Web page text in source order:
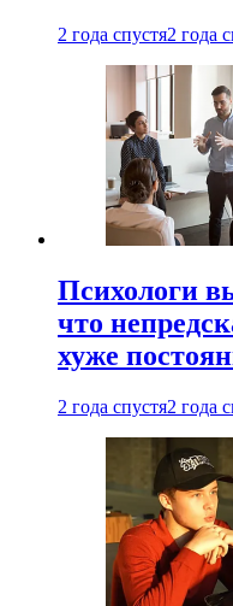
2 года спустя2 года
Психологи
что
хуже
2 года спустя2 года